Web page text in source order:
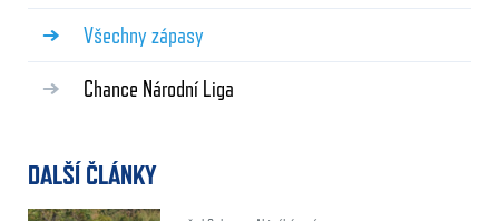
Všechny zápasy
Chance Národní Liga
DALŠÍ ČLÁNKY